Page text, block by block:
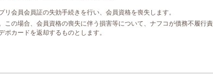
会員会員証の失効手続きを行い、会員資格を喪失します。
の場合、会員資格の喪失に伴う損害等について、ナフコが債務不履行
カードを返却するものとします。